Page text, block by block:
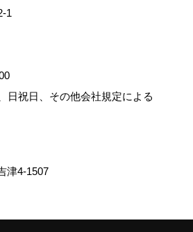
日祝日、その他会社規定による
津4-1507